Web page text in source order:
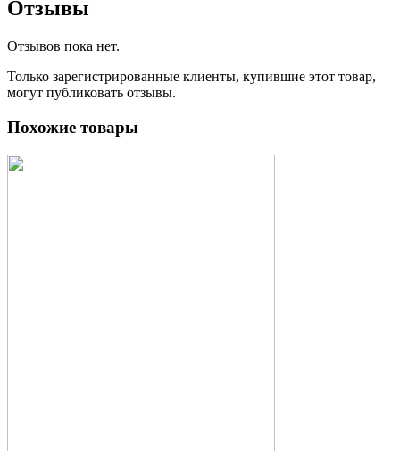
Отзывы
Отзывов пока нет.
Только зарегистрированные клиенты, купившие этот товар,
могут публиковать отзывы.
Похожие товары